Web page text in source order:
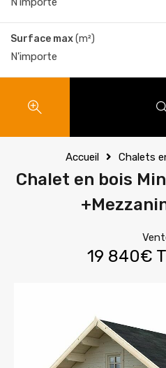
Surface max(m²)
Accueil Chalets
Chalet en bois
19 840€